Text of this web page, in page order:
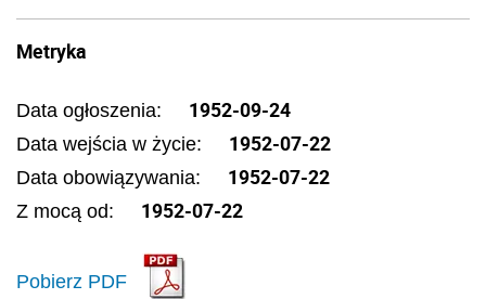
Metryka
Data ogłoszenia: 1952-09-24
Data wejścia w życie: 1952-07-22
Data obowiązywania: 1952-07-22
Z mocą od: 1952-07-22
Pobierz PDF